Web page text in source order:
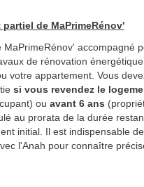
de MaPrimeRénov'
MaPrimeRénov' accompagné
de rénovation
votre appartement. Vous
si vous revendez le
ou avant 6 ans
au prorata de la durée
initial. Il est indispensable
l'Anah pour connaître